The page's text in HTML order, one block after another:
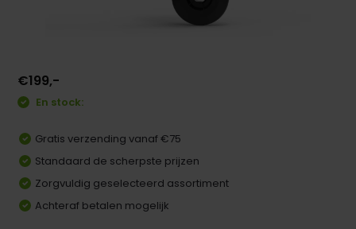
€199,-
En stock:
Gratis verzending vanaf €75
Standaard de scherpste prijzen
Zorgvuldig geselecteerd assortiment
Achteraf betalen mogelijk